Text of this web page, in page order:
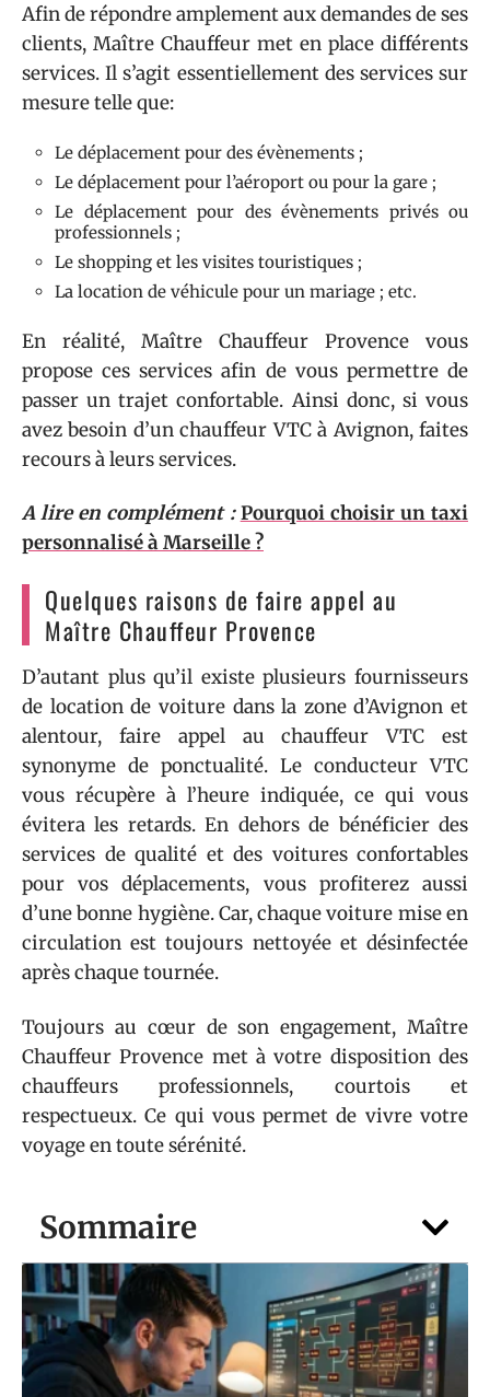
Sommaire
Afin de répondre amplement aux demandes de ses
clients, Maître Chauffeur met en place différents
services. Il s’agit essentiellement des services sur
mesure telle que:
Le déplacement pour des évènements ;
Le déplacement pour l’aéroport ou pour la gare ;
Le déplacement pour des évènements privés ou
professionnels ;
Le shopping et les visites touristiques ;
La location de véhicule pour un mariage ; etc.
En réalité, Maître Chauffeur Provence vous
propose ces services afin de vous permettre de
passer un trajet confortable. Ainsi donc, si vous
avez besoin d’un chauffeur VTC à Avignon, faites
recours à leurs services.
A lire en complément : Pourquoi choisir un taxi
personnalisé à Marseille ?
Quelques raisons de faire appel au
Maître Chauffeur Provence
D’autant plus qu’il existe plusieurs fournisseurs
de location de voiture dans la zone d’Avignon et
alentour, faire appel au chauffeur VTC est
synonyme de ponctualité. Le conducteur VTC
vous récupère à l’heure indiquée, ce qui vous
évitera les retards. En dehors de bénéficier des
services de qualité et des voitures confortables
pour vos déplacements, vous profiterez aussi
d’une bonne hygiène. Car, chaque voiture mise en
circulation est toujours nettoyée et désinfectée
après chaque tournée.
Toujours au cœur de son engagement, Maître
Chauffeur Provence met à votre disposition des
chauffeurs professionnels, courtois et
respectueux. Ce qui vous permet de vivre votre
voyage en toute sérénité.